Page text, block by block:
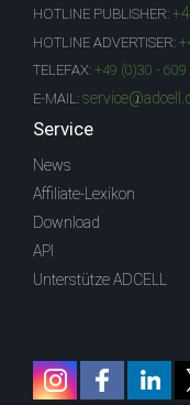
HOTLINE PUBLISHER:
HOTLINE ADVERTISER:
TELEFAX: +49 (0)30 - 609
E-MAIL:
Service
News
Affiliate-Lexikon
Download
API
Unterstütze ADCELL